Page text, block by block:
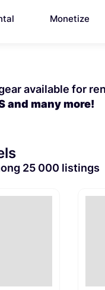
Monetize
available for
and many more!
25 000 listings